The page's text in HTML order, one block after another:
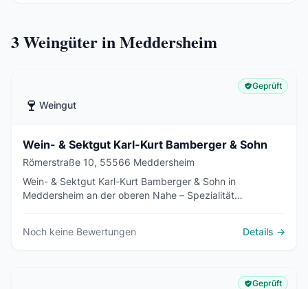
3Weingüter in Meddersheim
🍷 Weingut
Geprüft
Wein- & Sektgut Karl-Kurt Bamberger & Sohn
Römerstraße 10, 55566 Meddersheim
Wein- & Sektgut Karl-Kurt Bamberger & Sohn in
Meddersheim an der oberen Nahe – Spezialität
Noch keine Bewertungen Details →
Geprüft